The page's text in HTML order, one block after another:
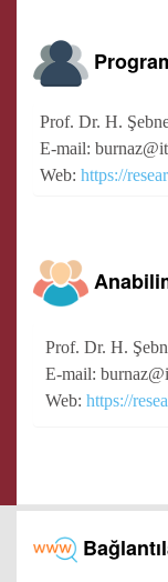
Prof. Dr. H.
E-mail:
Web: https://
Prof. Dr. H.
E-mail:
Web: https://